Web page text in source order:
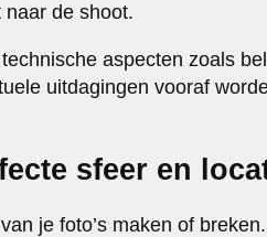
de shoot.
aspecten zoals
uitdagingen vooraf
sfeer en
je foto’s maken of